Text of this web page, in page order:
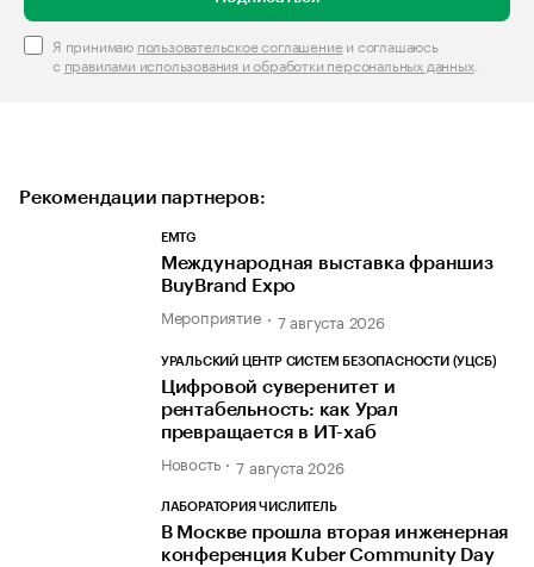
Я принимаю пользовательское соглашениеи соглашаюсь
с правилами использования и обработки персональных данных.
Рекомендации партнеров:
EMTG
Международная выставка франшиз
BuyBrand Expo
Мероприятие 7 августа 2026
УРАЛЬСКИЙ ЦЕНТР СИСТЕМ БЕЗОПАСНОСТИ (УЦСБ)
Цифровой суверенитет и
рентабельность: как Урал
превращается в ИТ-хаб
Новость 7 августа 2026
ЛАБОРАТОРИЯ ЧИСЛИТЕЛЬ
В Москве прошла вторая инженерная
конференция Kuber Community Day